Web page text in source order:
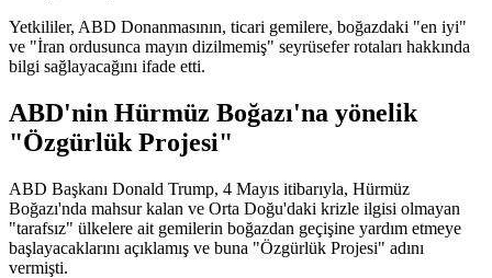
Yetkililer, ABD Donanmasının, ticari gemilere, boğazdaki "en iyi"
ve "İran ordusunca mayın dizilmemiş" seyrüsefer rotaları hakkında
bilgi sağlayacağını ifade etti.
ABD'nin Hürmüz Boğazı'na yönelik
"Özgürlük Projesi"
ABD Başkanı Donald Trump, 4 Mayıs itibarıyla, Hürmüz
Boğazı'nda mahsur kalan ve Orta Doğu'daki krizle ilgisi olmayan
"tarafsız" ülkelere ait gemilerin boğazdan geçişine yardım etmeye
başlayacaklarını açıklamış ve buna "Özgürlük Projesi" adını
vermişti.